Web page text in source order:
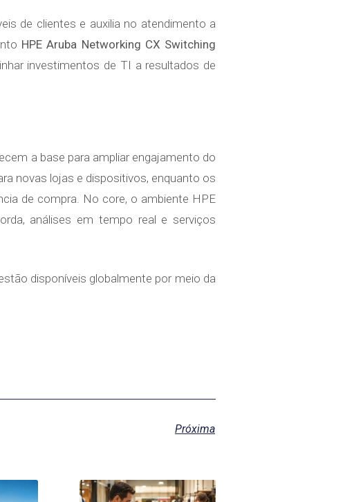
de clientes e auxilia no atendimento a
HPE Aruba Networking CX Switching
investimentos de TI a resultados de
a base para ampliar engajamento do
novas lojas e dispositivos, enquanto os
de compra. No core, o ambiente HPE
análises em tempo real e serviços
disponíveis globalmente por meio da
Próxima